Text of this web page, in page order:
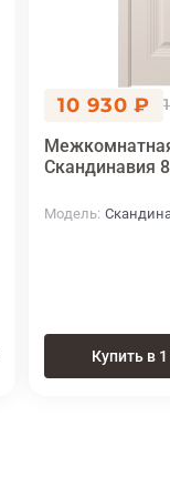
10 930 ₽
Скандинавия
Модель
Купить в